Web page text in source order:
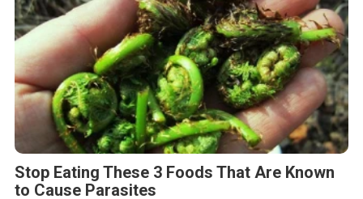
Stop Eating These 3 Foods That Are Known
to Cause Parasites